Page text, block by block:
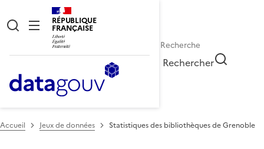
RÉPUBLIQUE
FRANÇAISE
Rechercher
Accueil Jeux de données Statistiques des bibliothèques de Grenoble